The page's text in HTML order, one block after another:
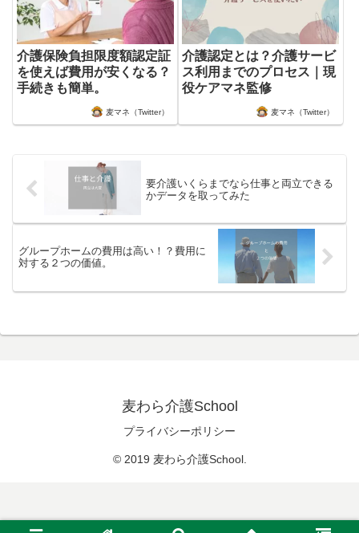
介護保険負担限度額認定証
を使えば費用が安くなる？
手続きも簡単。
麦マネ（Twitter）
介護認定とは？介護サービ
ス利用までのプロセス｜現
役ケアマネ監修
麦マネ（Twitter）
要介護いくらまでなら仕事と両立できる
かデータを取ってみた
グループホームの費用は高い！？費用に
対する２つの価値。
麦わら介護School
プライバシーポリシー
© 2019 麦わら介護School.